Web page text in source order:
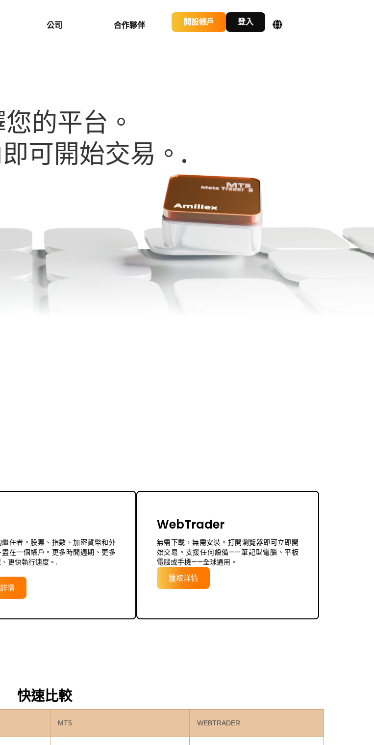
公司 合作夥伴 開設帳戶 登入
的平台。
可開始交易。.
繼任者。股票、指數、加密貨幣和外
盡在一個帳戶。更多時間週期、更多
更快執行速度。.
情
WebTrader
無需下載，無需安裝。打開瀏覽器即可立即開
始交易。支援任何設備——筆記型電腦、平板
電腦或手機——全球通用。.
獲取詳情
快速比較
MT5 WEBTRADER